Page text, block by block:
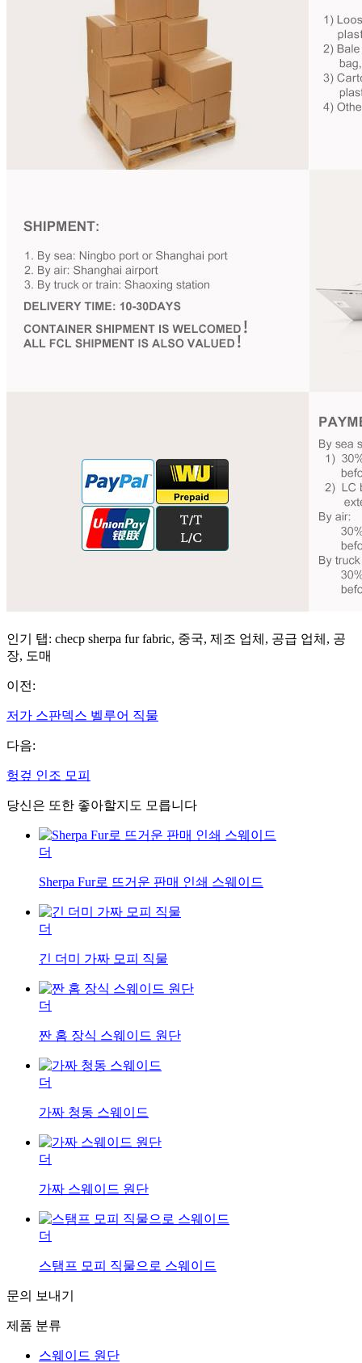
인기 탭: checp sherpa fur fabric, 중국, 제조 업체, 공급 업체, 공
장, 도매
이전:
저가 스판덱스 벨루어 직물
다음:
헝겊 인조 모피
당신은 또한 좋아할지도 모릅니다
더
Sherpa Fur로 뜨거운 판매 인쇄 스웨이드
더
긴 더미 가짜 모피 직물
더
짠 홈 장식 스웨이드 원단
더
가짜 청동 스웨이드
더
가짜 스웨이드 원단
더
스탬프 모피 직물으로 스웨이드
문의 보내기
제품 분류
스웨이드 원단